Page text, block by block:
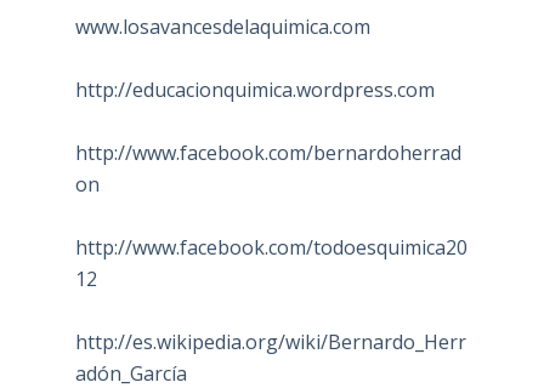
www.losavancesdelaquimica.com
http://educacionquimica.wordpress.com
http://www.facebook.com/bernardoherrad
on
http://www.facebook.com/todoesquimica20
12
http://es.wikipedia.org/wiki/Bernardo_Herr
adón_García